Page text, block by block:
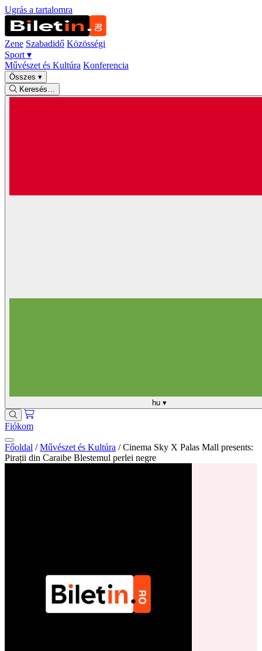
Ugrás a tartalomra
Zene Szabadidő Közösségi
Sport ▾
Művészet és Kultúra Konferencia
Összes ▾
Keresés…
hu ▾
Fiókom
Főoldal / Művészet és Kultúra / Cinema Sky X Palas Mall presents:
Pirații din Caraibe Blestemul perlei negre